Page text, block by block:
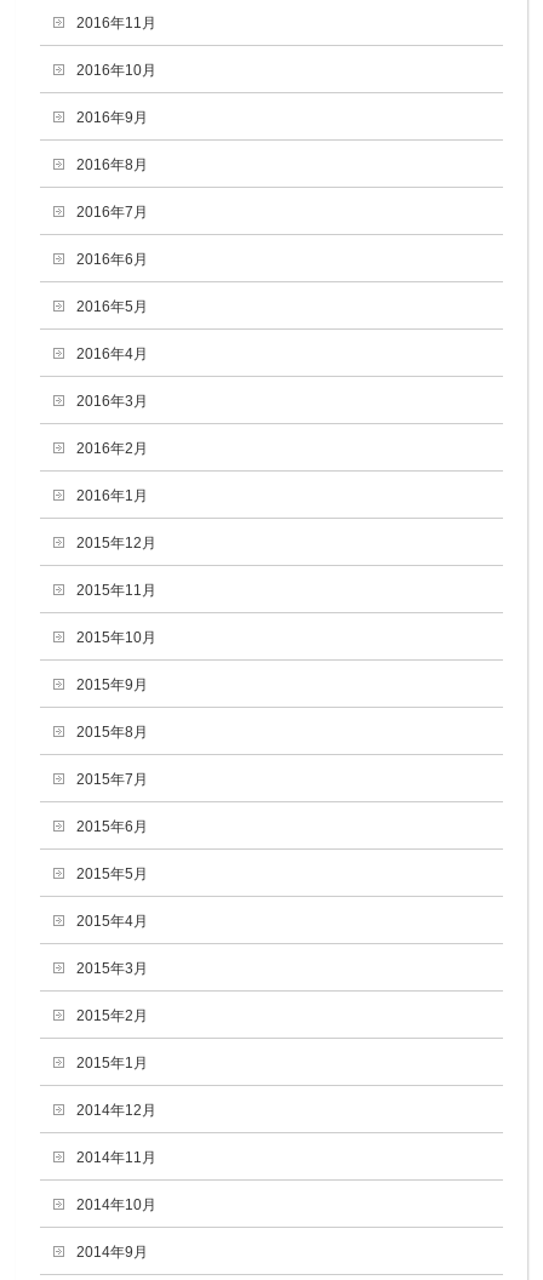
2016年11月
2016年10月
2016年9月
2016年8月
2016年7月
2016年6月
2016年5月
2016年4月
2016年3月
2016年2月
2016年1月
2015年12月
2015年11月
2015年10月
2015年9月
2015年8月
2015年7月
2015年6月
2015年5月
2015年4月
2015年3月
2015年2月
2015年1月
2014年12月
2014年11月
2014年10月
2014年9月